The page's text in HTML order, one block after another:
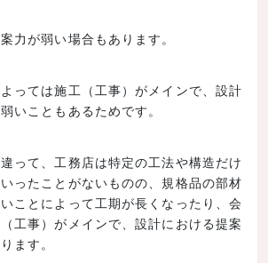
力が弱い場合もあります。
っては施工（工事）がメインで、設計
いこともあるためです。
って、工務店は特定の工法や構造だけ
ったことがないものの、規格品の部材
ことによって工期が長くなったり、会
工事）がメインで、設計における提案
ます。